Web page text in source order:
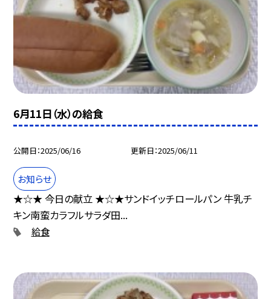
6月11日（水）の給食
公開日 2025/06/16 更新日 2025/06/11
お知らせ
★☆★ 今日の献立 ★☆★サンドイッチロールパン 牛乳チ
キン南蛮カラフルサラダ田...
給食